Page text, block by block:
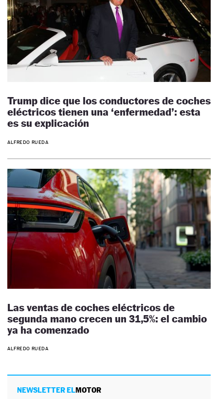
Trump dice que los conductores de coches
eléctricos tienen una ‘enfermedad’: esta
es su explicación
ALFREDO RUEDA
Las ventas de coches eléctricos de
segunda mano crecen un 31,5%: el cambio
ya ha comenzado
ALFREDO RUEDA
NEWSLETTER ELMOTOR